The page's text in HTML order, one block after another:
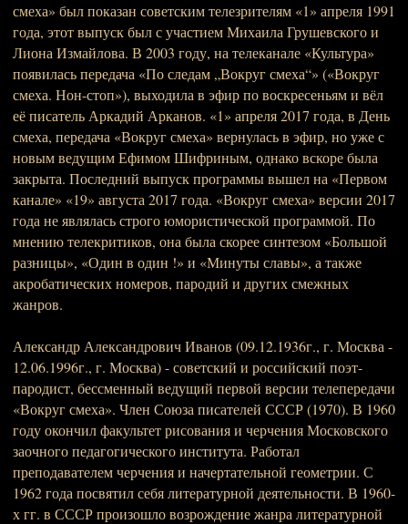
смеха» был показан советским телезрителям «1» апреля 1991
года, этот выпуск был с участием Михаила Грушевского и
Лиона Измайлова. В 2003 году, на телеканале «Культура»
появилась передача «По следам „Вокруг смеха“» («Вокруг
смеха. Нон-стоп»), выходила в эфир по воскресеньям и вёл
её писатель Аркадий Арканов. «1» апреля 2017 года, в День
смеха, передача «Вокруг смеха» вернулась в эфир, но уже с
новым ведущим Ефимом Шифриным, однако вскоре была
закрыта. Последний выпуск программы вышел на «Первом
канале» «19» августа 2017 года. «Вокруг смеха» версии 2017
года не являлась строго юмористической программой. По
мнению телекритиков, она была скорее синтезом «Большой
разницы», «Один в один !» и «Минуты славы», а также
акробатических номеров, пародий и других смежных
жанров.
Александр Александрович Иванов (09.12.1936г., г. Москва -
12.06.1996г., г. Москва) - советский и российский поэт-
пародист, бессменный ведущий первой версии телепередачи
«Вокруг смеха». Член Союза писателей СССР (1970). В 1960
году окончил факультет рисования и черчения Московского
заочного педагогического института. Работал
преподавателем черчения и начертательной геометрии. С
1962 года посвятил себя литературной деятельности. В 1960-
х гг. в СССР произошло возрождение жанра литературной